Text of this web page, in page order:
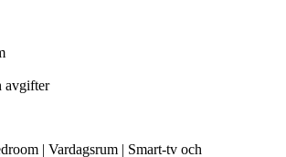
avgifter